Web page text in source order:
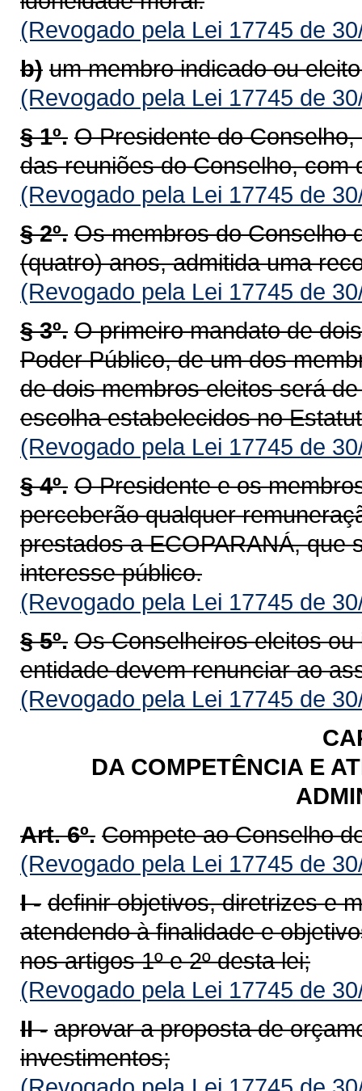
(Revogado pela Lei 17745 de
b) um membro indicado ou
(Revogado pela Lei 17745 de
§ 1º. O Presidente do
das reuniões do Conselho, com
(Revogado pela Lei 17745 de
§ 2º. Os membros do Conselho
(quatro) anos, admitida uma
(Revogado pela Lei 17745 de
§ 3º. O primeiro mandato de
Poder Público, de um dos
de dois membros eleitos será
escolha estabelecidos no
(Revogado pela Lei 17745 de
§ 4º. O Presidente e os
perceberão qualquer
prestados a ECOPARANÁ, que
interesse público.
(Revogado pela Lei 17745 de
§ 5º. Os Conselheiros eleitos
entidade devem renunciar ao
(Revogado pela Lei 17745 de
DA COMPETÊNCIA E
Art. 6º. Compete ao Conselho
(Revogado pela Lei 17745 de
I - definir objetivos, diretrizes e
atendendo à finalidade e
nos artigos 1º e 2º desta lei;
(Revogado pela Lei 17745 de
II - aprovar a proposta de
investimentos;